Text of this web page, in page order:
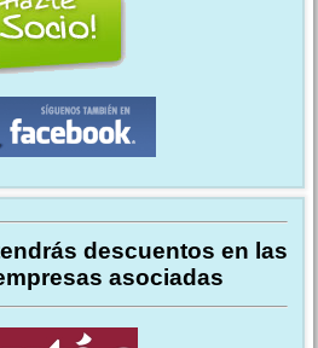
descuentos en las
asociadas